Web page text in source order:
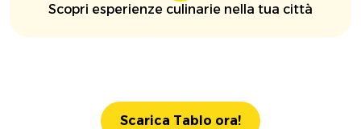
Scopri esperienze culinarie nella tua città
Scarica Tablo ora!